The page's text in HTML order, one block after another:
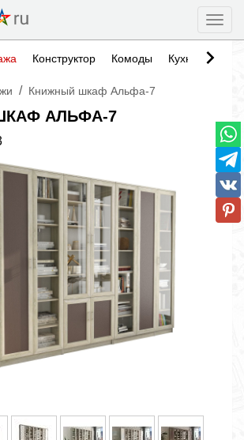
Конструктор Комоды Кухни
/ Книжный шкаф Альфа-7
АЛЬФА-7